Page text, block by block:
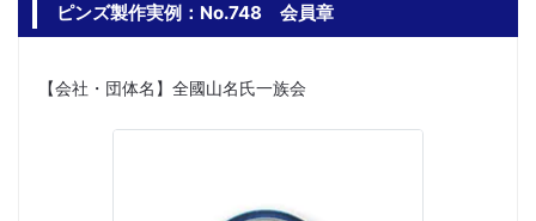
ピンズ製作実例：No.748 会員章
【会社・団体名】全國山名氏一族会